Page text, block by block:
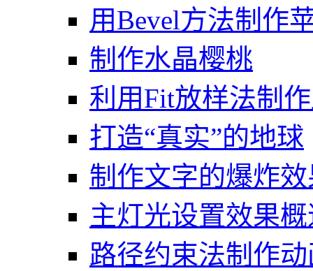
用Bevel方法制作
制作水晶樱桃
利用Fit放样法制
打造“真实”的地球
制作文字的爆炸
主灯光设置效果
路径约束法制作